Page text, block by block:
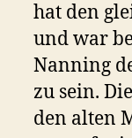
hat den
und war
Nanning
zu sein.
den alten